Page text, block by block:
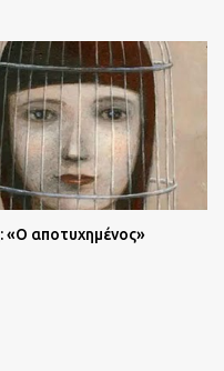
«Ο αποτυχημένος»